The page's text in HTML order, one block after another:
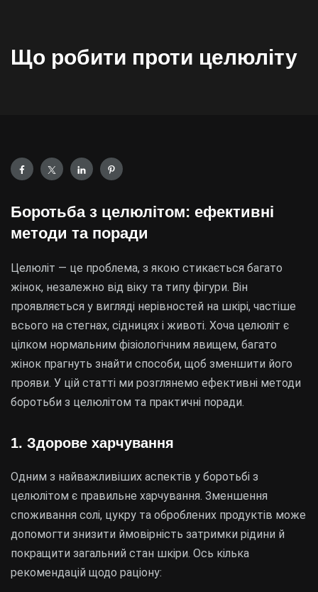
Що робити проти целюліту
Боротьба з целюлітом: ефективні
методи та поради
Целюліт — це проблема, з якою стикається багато
жінок, незалежно від віку та типу фігури. Він
проявляється у вигляді нерівностей на шкірі, частіше
всього на стегнах, сідницях і животі. Хоча целюліт є
цілком нормальним фізіологічним явищем, багато
жінок прагнуть знайти способи, щоб зменшити його
прояви. У цій статті ми розглянемо ефективні методи
боротьби з целюлітом та практичні поради.
1. Здорове харчування
Одним з найважливіших аспектів у боротьбі з
целюлітом є правильне харчування. Зменшення
споживання солі, цукру та оброблених продуктів може
допомогти знизити ймовірність затримки рідини й
покращити загальний стан шкіри. Ось кілька
рекомендацій щодо раціону: